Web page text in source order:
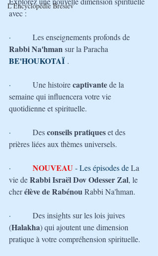
L’Encyclopédie Breslev
avec :
· Les enseignements profonds de
Rabbi Na'hman sur la Paracha
BE'HOUKOTAÏ .
· Une histoire captivante de la
semaine qui influencera votre vie
quotidienne et spirituelle.
· Des conseils pratiques et des
prières liées aux thèmes universels.
· NOUVEAU - Les épisodes de La
vie de Rabbi Israël Dov Odesser Zal, le
cher élève de Rabénou Rabbi Na'hman.
· Des insights sur les lois juives
(Halakha) qui ajoutent une dimension
pratique à votre compréhension spirituelle.